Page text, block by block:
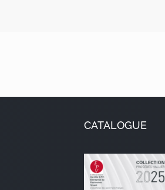
CATALOGUE